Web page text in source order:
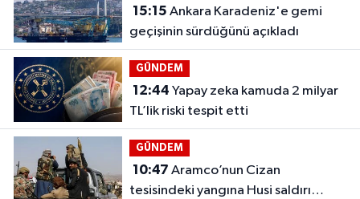
15:15
geçişinin sürdüğünü açıkladı
GÜNDEM
12:44
TL’lik riski tespit etti
GÜNDEM
10:47
tesisindeki yangına Husi saldırı